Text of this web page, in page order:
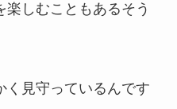
楽しむこともあるそう
く見守っているんです